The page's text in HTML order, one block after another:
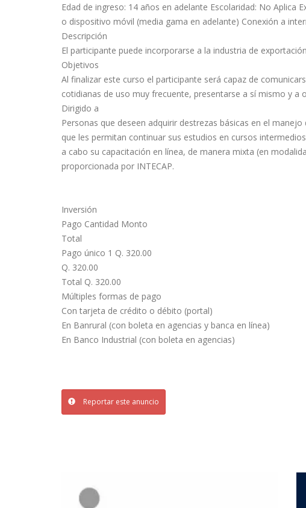
Edad de ingreso: 14 años en adelante Escolaridad: No Aplica
o dispositivo móvil (media gama en adelante) Conexión a
Descripción
El participante puede incorporarse a la industria de
Objetivos
Al finalizar este curso el participante será capaz de
cotidianas de uso muy frecuente, presentarse a sí mismo y
Dirigido a
Personas que deseen adquirir destrezas básicas en el
que les permitan continuar sus estudios en cursos
a cabo su capacitación en línea, de manera mixta (en
proporcionada por INTECAP.
Inversión
Pago Cantidad Monto
Total
Pago único 1 Q. 320.00
Q. 320.00
Total Q. 320.00
Múltiples formas de pago
Con tarjeta de crédito o débito (portal)
En Banrural (con boleta en agencias y banca en línea)
En Banco Industrial (con boleta en agencias)
Reportar este anuncio